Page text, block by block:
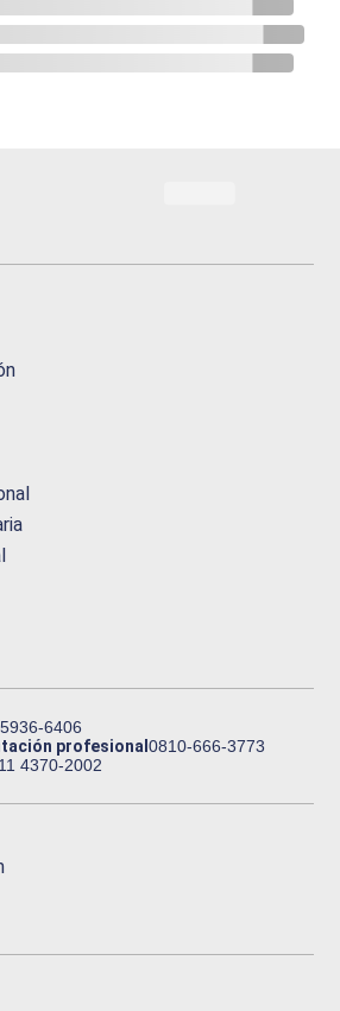
6406
profesional0810-666-3773
11 4370-2002